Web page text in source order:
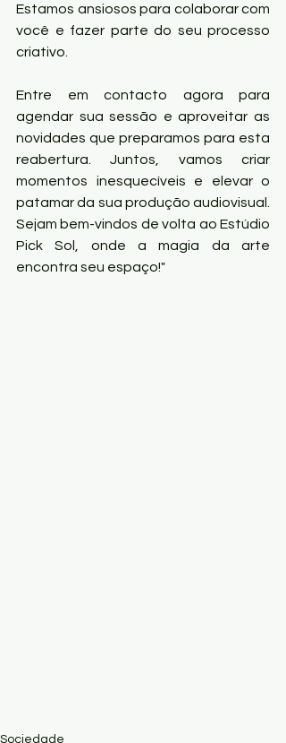
Estamos ansiosos para colaborar com
você e fazer parte do seu processo
criativo.
Entre em contacto agora para
agendar sua sessão e aproveitar as
novidades que preparamos para esta
reabertura. Juntos, vamos criar
momentos inesquecíveis e elevar o
patamar da sua produção audiovisual.
Sejam bem-vindos de volta ao Estúdio
Pick Sol, onde a magia da arte
encontra seu espaço!"
Sociedade